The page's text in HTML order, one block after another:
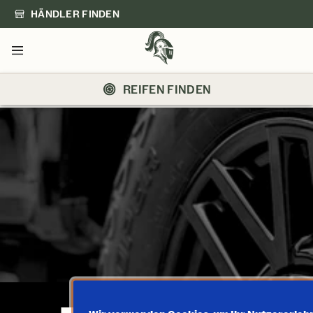
HÄNDLER FINDEN
Menü
REIFEN FINDEN